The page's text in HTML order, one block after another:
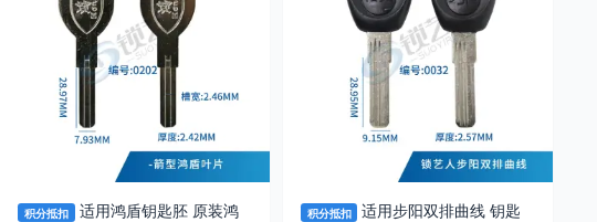
积分抵扣
适用鸿盾钥匙胚 原装鸿
积分抵扣
适用步阳双排曲线 钥匙